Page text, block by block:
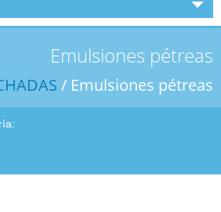
Emulsiones pétreas
/ Emulsiones pétreas